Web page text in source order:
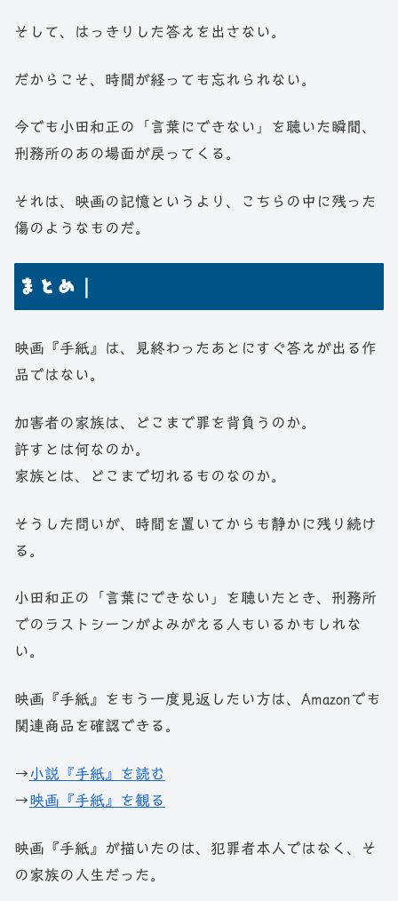
そして、はっきりした答えを出さない。
だからこそ、時間が経っても忘れられない。
今でも小田和正の「言葉にできない」を聴いた瞬間、
刑務所のあの場面が戻ってくる。
それは、映画の記憶というより、こちらの中に残った
傷のようなものだ。
まとめ｜
映画『手紙』は、見終わったあとにすぐ答えが出る作
品ではない。
加害者の家族は、どこまで罪を背負うのか。
許すとは何なのか。
家族とは、どこまで切れるものなのか。
そうした問いが、時間を置いてからも静かに残り続け
る。
小田和正の「言葉にできない」を聴いたとき、刑務所
でのラストシーンがよみがえる人もいるかもしれな
い。
映画『手紙』をもう一度見返したい方は、Amazonでも
関連商品を確認できる。
→小説『手紙』を読む
→映画『手紙』を観る
映画『手紙』が描いたのは、犯罪者本人ではなく、そ
の家族の人生だった。